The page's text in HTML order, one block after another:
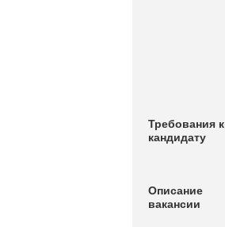
Требования к
кандидату
Описание
вакансии